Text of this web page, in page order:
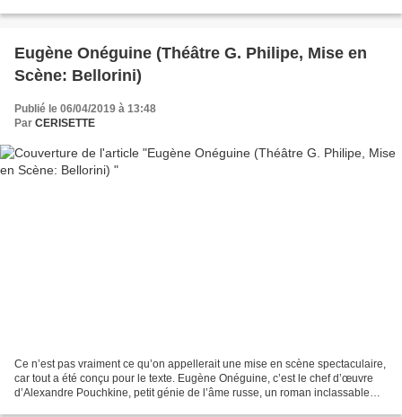
Eugène Onéguine (Théâtre G. Philipe, Mise en
Scène: Bellorini)
Publié le 06/04/2019 à 13:48
Par CERISETTE
Ce n’est pas vraiment ce qu’on appellerait une mise en scène spectaculaire,
car tout a été conçu pour le texte. Eugène Onéguine, c’est le chef d’œuvre
d’Alexandre Pouchkine, petit génie de l’âme russe, un roman inclassable